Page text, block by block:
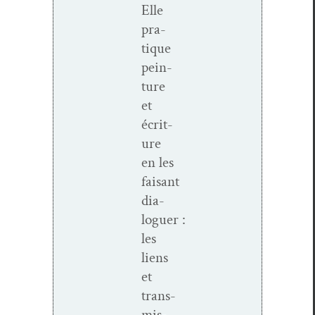
Elle
pra­
tique
pein­
ture
et
écri­t­
ure
en les
faisant
dia­
loguer :
les
liens
et
trans­